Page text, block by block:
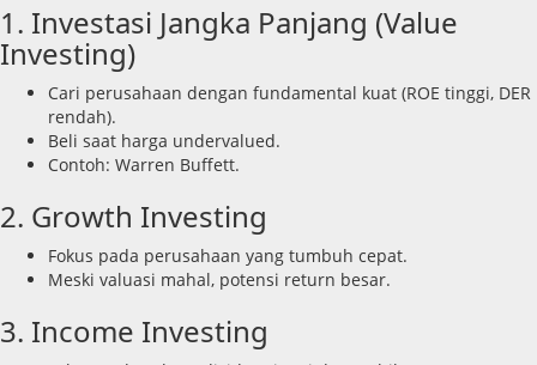
1. Investasi Jangka Panjang (Value
Investing)
Cari perusahaan dengan fundamental kuat (ROE tinggi, DER
rendah).
Beli saat harga undervalued.
Contoh: Warren Buffett.
2. Growth Investing
Fokus pada perusahaan yang tumbuh cepat.
Meski valuasi mahal, potensi return besar.
3. Income Investing